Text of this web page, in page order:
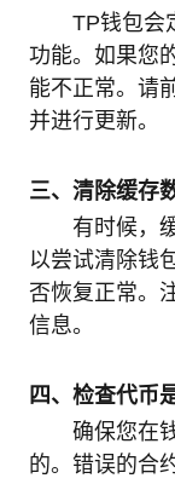
TP钱包会
功能。如果您
能不正常。请
并进行更新。
三、清除缓存
有时候，
以尝试清除钱
否恢复正常。
信息。
四、检查代币
确保您在
的。错误的合